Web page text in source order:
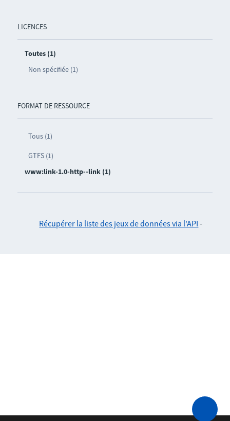
LICENCES
Toutes (1)
Non spécifiée (1)
FORMAT DE RESSOURCE
Tous (1)
GTFS (1)
www:link-1.0-http--link (1)
Récupérer la liste des jeux de données via l'API -